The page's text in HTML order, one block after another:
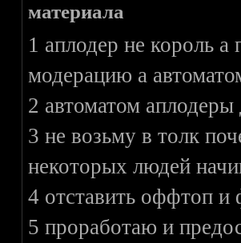
материала
1 аплодер не король а
модерацию а
2 автоматом
3 не возьму в толк
некоторых людей
4 отставить оффтоп и
5 проработаю и